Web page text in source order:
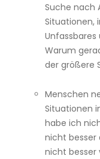
Suche nach
Situationen,
Unfassbares
Warum
der größere
Menschen
Situationen
habe ich
nicht besser
nicht besser